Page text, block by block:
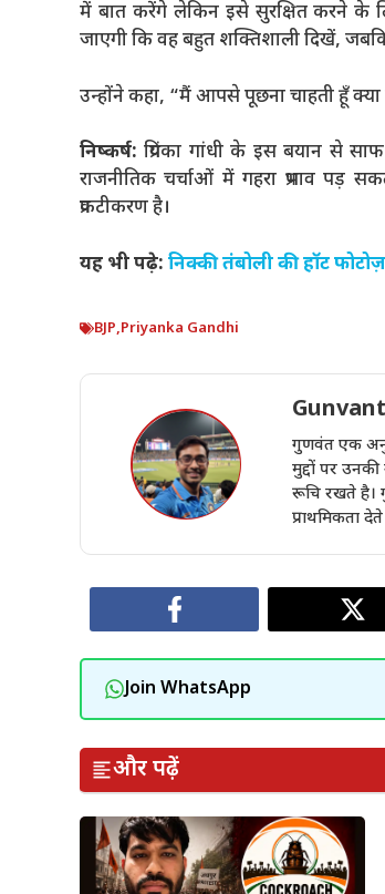
में बात करेंगे लेकिन इसे सुरक्षित करने के
जाएगी कि वह बहुत शक्तिशाली दिखें,
उन्होंने कहा, “मैं आपसे पूछना चाहती हूँ
निष्कर्ष: प्रियंका गांधी के इस बयान से
राजनीतिक चर्चाओं में गहरा प्रभाव पड़
प्रकटीकरण है।
यह भी पढ़े: निक्की तंबोली की हॉट
BJP,Priyanka Gandhi
Gunvant
गुणवंत एक
मुद्दों पर
रूचि रखते है।
प्राथमिकता
Join WhatsApp
और पढ़ें